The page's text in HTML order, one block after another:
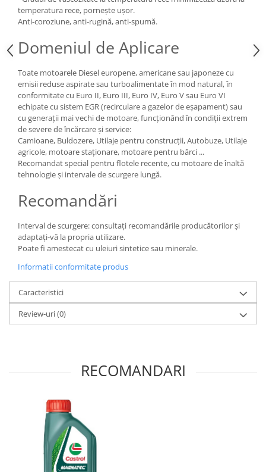
temperatura rece, pornește ușor.
Anti-coroziune, anti-rugină, anti-spumă.
Domeniul de Aplicare
Toate motoarele Diesel europene, americane sau japoneze cu
emisii reduse aspirate sau turboalimentate în mod natural, în
conformitate cu Euro II, Euro III, Euro IV, Euro V sau Euro VI
echipate cu sistem EGR (recirculare a gazelor de eșapament) sau
cu generații mai vechi de motoare, funcționând în condiții extrem
de severe de încărcare și service:
Camioane, Buldozere, Utilaje pentru construcții, Autobuze, Utilaje
agricole, motoare staționare, motoare pentru bărci ...
Recomandat special pentru flotele recente, cu motoare de înaltă
tehnologie și intervale de scurgere lungă.
Recomandări
Interval de scurgere: consultați recomandările producătorilor și
adaptați-vă la propria utilizare.
Poate fi amestecat cu uleiuri sintetice sau minerale.
Informatii conformitate produs
Caracteristici
Review-uri(0)
RECOMANDARI